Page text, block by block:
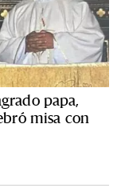
papa,
misa con